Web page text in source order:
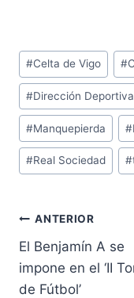
Etiquetas
de
la
entrada:
#Celta de Vigo #
#Dirección Deportiva
#Manquepierda #
#Real Sociedad #
de
entradas
ANTERIOR
El Benjamín A se
impone en el ‘II
de Fútbol’